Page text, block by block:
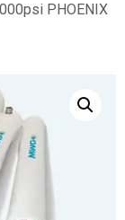
PHOENIX